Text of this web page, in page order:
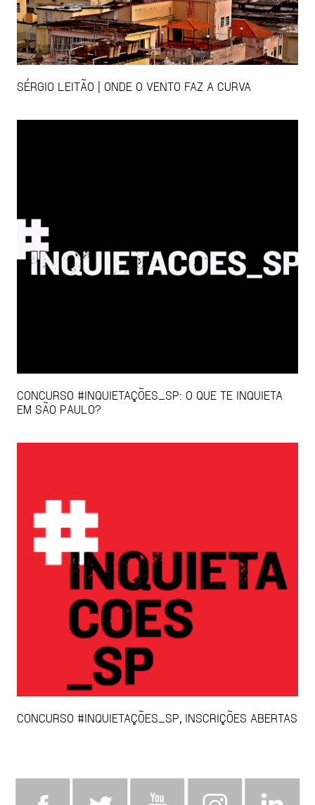
SÉRGIO LEITÃO | ONDE O VENTO FAZ A CURVA
CONCURSO #INQUIETAÇÕES_SP: O QUE TE INQUIETA
EM SÃO PAULO?
CONCURSO #INQUIETAÇÕES_SP, INSCRIÇÕES ABERTAS